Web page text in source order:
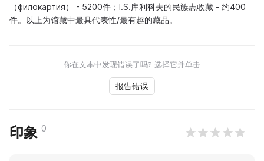
（филокартия） - 5200件；I.S.库利科夫的民族志收藏 - 约400
件。以上为馆藏中最具代表性/最有趣的藏品。
你在文本中发现错误了吗? 选择它并单击
报告错误
印象 0